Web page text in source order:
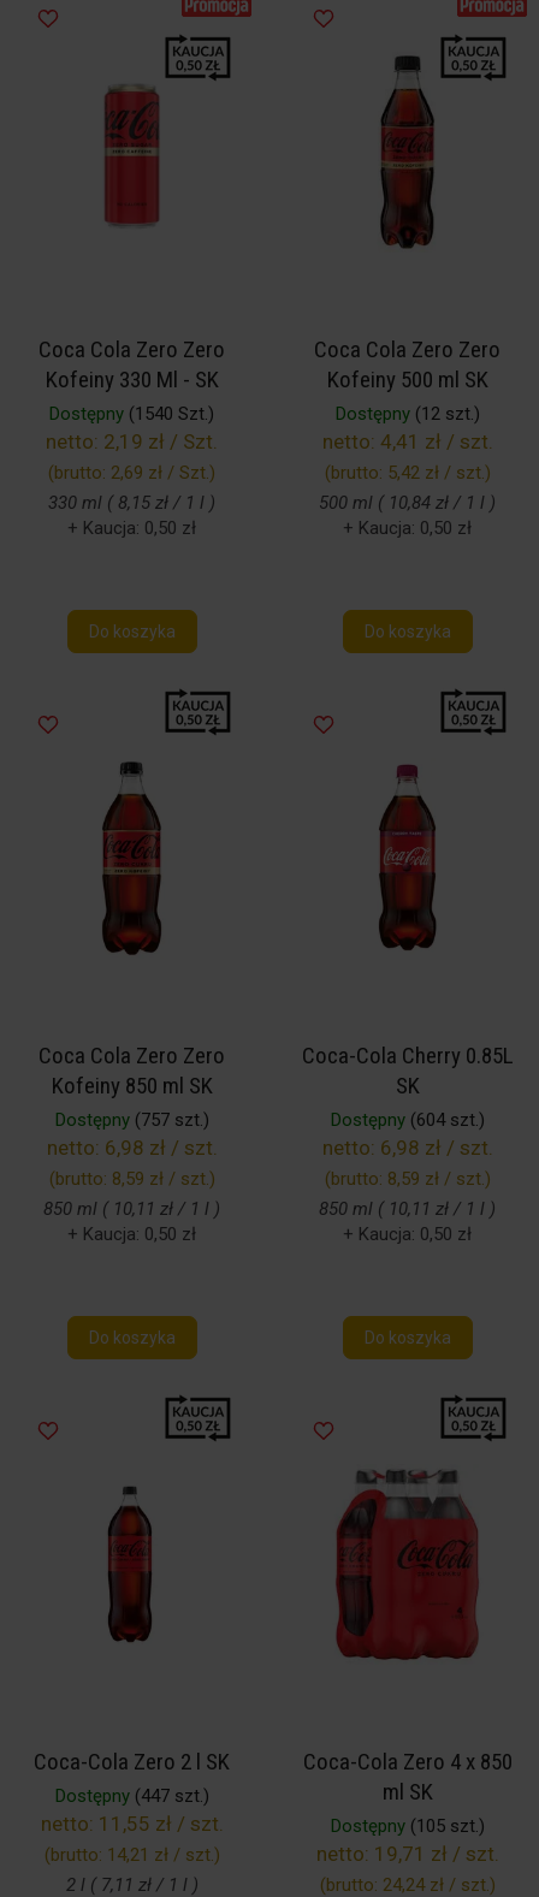
Coca Cola Zero Zero
Kofeiny 330 Ml - SK
Dostępny (1540 Szt.)
netto: 2,19 zł / Szt.
(brutto: 2,69 zł / Szt.)
330 ml ( 8,15 zł / 1 l )
+ Kaucja: 0,50 zł
Do koszyka
Coca Cola Zero Zero
Kofeiny 500 ml SK
Dostępny(12 szt.)
netto: 4,41 zł / szt.
(brutto: 5,42 zł / szt.)
500 ml ( 10,84 zł / 1 l )
+ Kaucja: 0,50 zł
Do koszyka
Coca Cola Zero Zero
Kofeiny 850 ml SK
Dostępny(757 szt.)
netto: 6,98 zł / szt.
(brutto: 8,59 zł / szt.)
850 ml ( 10,11 zł / 1 l )
+ Kaucja: 0,50 zł
Do koszyka
Coca-Cola Cherry 0.85L
SK
Dostępny(604 szt.)
netto: 6,98 zł / szt.
(brutto: 8,59 zł / szt.)
850 ml ( 10,11 zł / 1 l )
+ Kaucja: 0,50 zł
Do koszyka
Coca-Cola Zero 2 l SK
Dostępny(447 szt.)
netto: 11,55 zł / szt.
(brutto: 14,21 zł / szt.)
2 l ( 7,11 zł / 1 l )
Coca-Cola Zero 4 x 850
ml SK
Dostępny(105 szt.)
netto: 19,71 zł / szt.
(brutto: 24,24 zł / szt.)